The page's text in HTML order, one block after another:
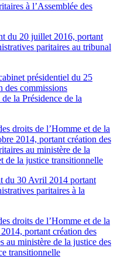
à l’Assemblée des
du 20 juillet 2016, portant
paritaires au tribunal
présidentiel du 25
des commissions
la Présidence de la
droits de l’Homme et de la
2014, portant création des
au ministère de la
de la justice transitionnelle
du 30 Avril 2014 portant
paritaires à la
droits de l’Homme et de la
portant création des
au ministère de la justice des
transitionnelle